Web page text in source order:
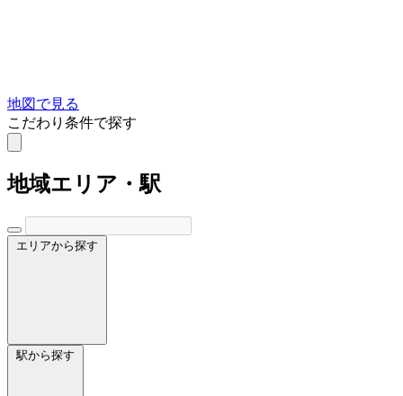
地図で見る
こだわり条件で探す
地域エリア・駅
エリアから探す
駅から探す